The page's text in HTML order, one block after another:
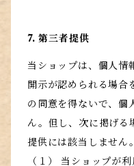
7. 第三者提供
当ショップは、個人情
開示が認められる場合
の同意を得ないで、個
ん。但し、次に掲げる
提供には該当しません。
（１） 当ショップが